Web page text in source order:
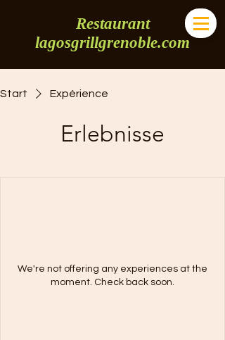
Restaurant
lagosgrillgrenoble.com
Start Expérience
Erlebnisse
We're not offering any experiences at the
moment. Check back soon.